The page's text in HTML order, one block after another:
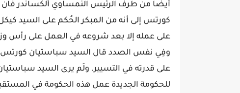
أيضاً من طرف الرئيس النمساوي ألكساندر
كورتس إلى أنه من المبكر الحُكم على السيد
على عمله إلا بعد شروعه في العمل على رأس
وفِي نفس الصدد قال السيد سباستيان
على قدرته في التسيير. ولَم يرى السيد
للحكومة الجديدة عمل هذه الحكومة في